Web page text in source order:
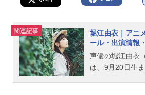
関連記事
堀江由衣｜アニ
ール・出演情報
声優の堀江由衣
は、9月20日生